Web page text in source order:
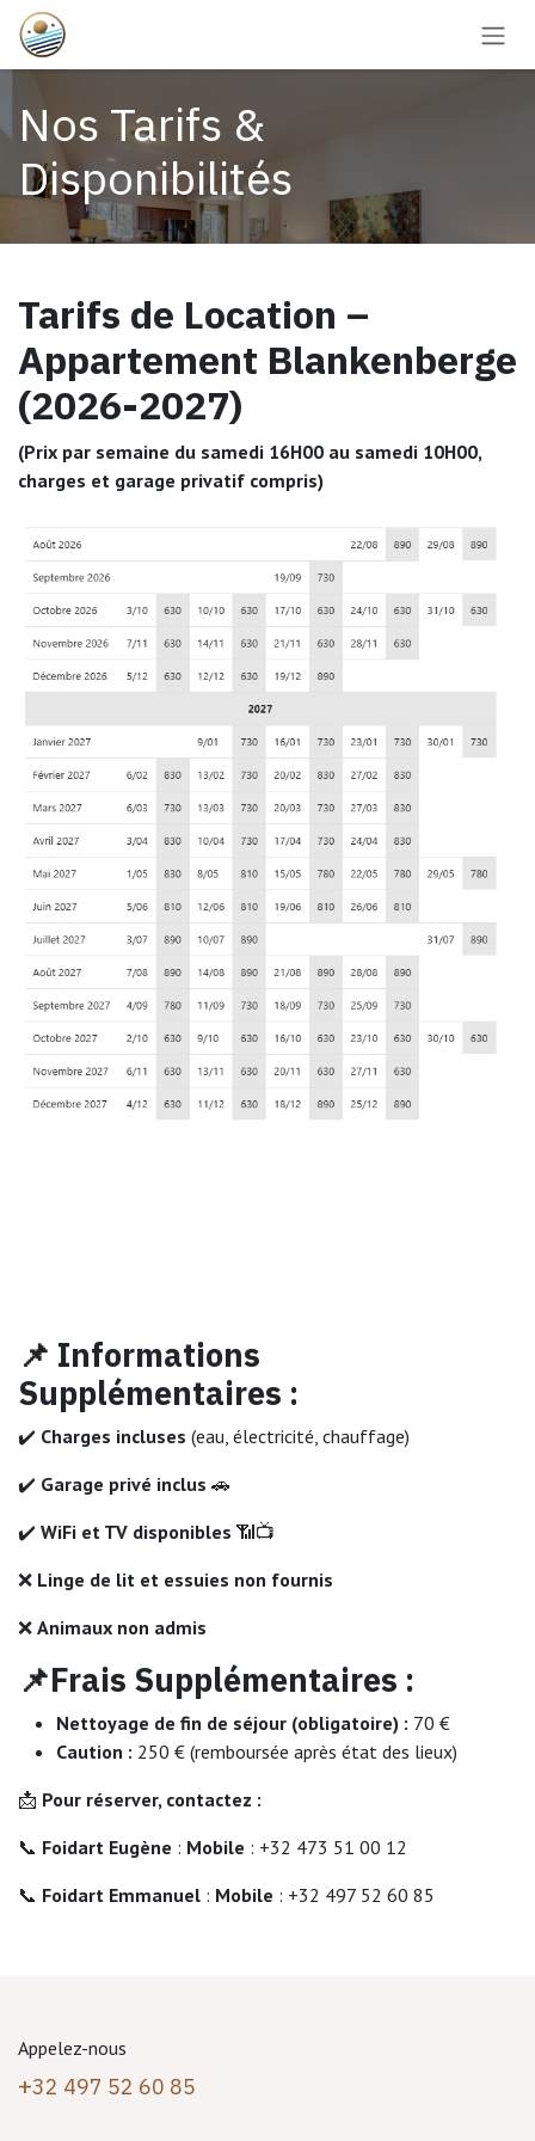
Se rendre au contenu
Nos Tarifs &
Disponibilités
Tarifs de Location –
Appartement Blankenberge
(2026-2027)
(Prix par semaine du samedi 16H00 au samedi 10H00,
charges et garage privatif compris)
📌 Informations
Supplémentaires :
✔️ Charges incluses (eau, électricité, chauffage)
✔️ Garage privé inclus 🚗
✔️ WiFi et TV disponibles 📶📺
❌ Linge de lit et essuies non fournis
❌ Animaux non admis
📌Frais Supplémentaires :
Nettoyage de fin de séjour (obligatoire) : 70 €
Caution : 250 € (remboursée après état des lieux)
📩 Pour réserver, contactez :
📞 Foidart Eugène : Mobile : +32 473 51 00 12
📞 Foidart Emmanuel : Mobile : +32 497 52 60 85
Appelez-nous
+32 497 52 60 85